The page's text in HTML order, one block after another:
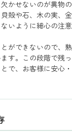
かせないのが異物の
殻や石、木の実、金
いように細心の注意
ができないので、熟
す。この段階で残っ
で、お客様に安心・